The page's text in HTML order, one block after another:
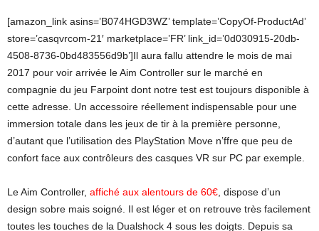
[amazon_link asins=’B074HGD3WZ’ template=’CopyOf-ProductAd’
store=’casqvrcom-21′ marketplace=’FR’ link_id=’0d030915-20db-
4508-8736-0bd483556d9b’]Il aura fallu attendre le mois de mai
2017 pour voir arrivée le Aim Controller sur le marché en
compagnie du jeu Farpoint dont notre test est toujours disponible à
cette adresse. Un accessoire réellement indispensable pour une
immersion totale dans les jeux de tir à la première personne,
d’autant que l’utilisation des PlayStation Move n’ffre que peu de
confort face aux contrôleurs des casques VR sur PC par exemple.
Le Aim Controller, affiché aux alentours de 60€, dispose d’un
design sobre mais soigné. Il est léger et on retrouve très facilement
toutes les touches de la Dualshock 4 sous les doigts. Depuis sa